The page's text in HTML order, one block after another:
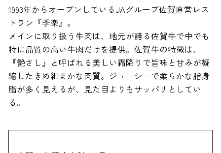
1993年からオープンしているJAグループ佐賀直営レス
トラン『季楽』。
メインに取り扱う牛肉は、地元が誇る佐賀牛で中でも
特に品質の高い牛肉だけを提供。佐賀牛の特徴は、
『艶さし』と呼ばれる美しい霜降りで旨味と甘みが凝
縮したきめ細まかな肉質。ジューシーで柔らかな脂身
脂が多く見えるが、見た目よりもサッパリとしてい
る。